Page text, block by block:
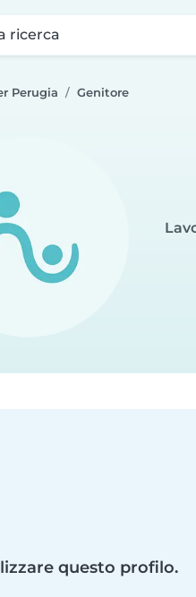
ricerca
Perugia Genitore
questo profilo.